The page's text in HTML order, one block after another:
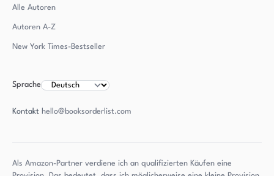
Alle Autoren
Autoren A-Z
New York Times-Bestseller
Sprache
Kontakt hello@booksorderlist.com
Als Amazon-Partner verdiene ich an qualifizierten Käufen eine